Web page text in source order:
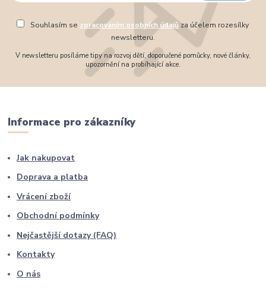
Souhlasím se zpracováním osobních údajů za účelem rozesílky
newsletteru.
V newsletteru posíláme tipy na rozvoj dětí, doporučené pomůcky, nové články,
upozornění na probíhající akce.
Informace pro zákazníky
Jak nakupovat
Doprava a platba
Vrácení zboží
Obchodní podmínky
Nejčastější dotazy (FAQ)
Kontakty
O nás